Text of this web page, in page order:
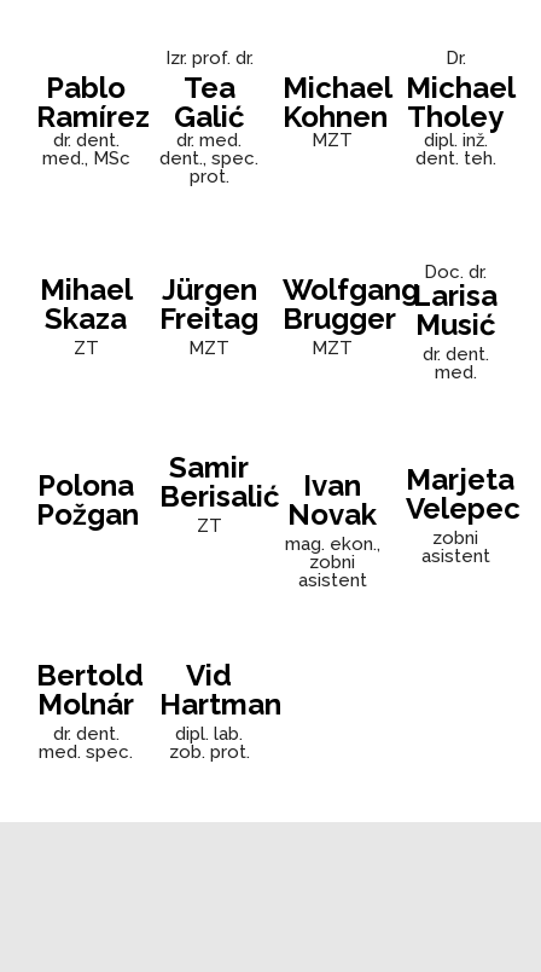
Pablo
Ramírez
dr. dent.
med., MSc
Izr. prof. dr.
Tea
Galić
dr. med.
dent., spec.
prot.
Michael
Kohnen
MZT
Dr.
Michael
Tholey
dipl. inž.
dent. teh.
Mihael
Skaza
ZT
Jürgen
Freitag
MZT
Wolfgang
Brugger
MZT
Doc. dr.
Larisa
Musić
dr. dent.
med.
Polona
Požgan
Samir
Berisalić
ZT
Ivan
Novak
mag. ekon.,
zobni
asistent
Marjeta
Velepec
zobni
asistent
Bertold
Molnár
dr. dent.
med. spec.
Vid
Hartman
dipl. lab.
zob. prot.